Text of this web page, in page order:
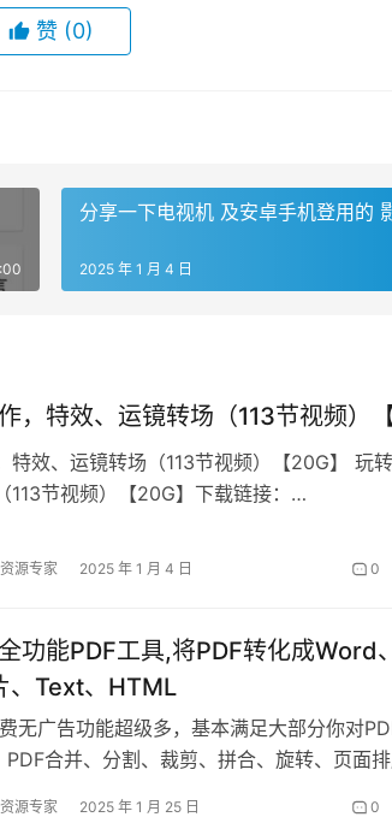
赞 (0)
分享一下电视机 及安卓手机登用的
2025 年 1 月 4 日
，特效、运镜转场（113节视频）
特效、运镜转场（113节视频）【20G】 玩
113节视频）【20G】下载链接：
源专家 2025 年 1 月 4 日 0
功能PDF工具,将PDF转化成Word
、Text、HTML
无广告功能超级多，基本满足大部分你对
PDF合并、分割、裁剪、拼合、旋转、页面
源专家 2025 年 1 月 25 日 0